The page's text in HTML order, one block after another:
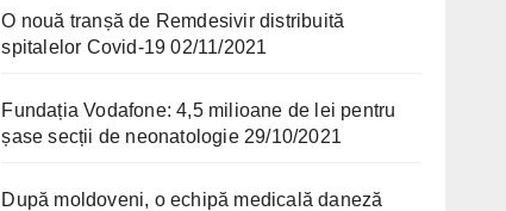
O nouă tranșă de Remdesivir distribuită
spitalelor Covid-19 02/11/2021
Fundația Vodafone: 4,5 milioane de lei pentru
șase secții de neonatologie 29/10/2021
După moldoveni, o echipă medicală daneză